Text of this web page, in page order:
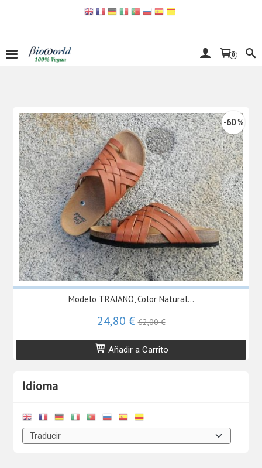
0
Idioma
-60 %
Modelo TRAJANO, Color Natural...
24,80 €62,00 €
Añadir a Carrito